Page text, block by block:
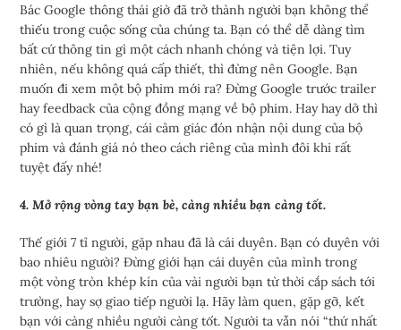
Bác Google thông thái giờ đã trở thành người bạn không thể
thiếu trong cuộc sống của chúng ta. Bạn có thể dễ dàng tìm
bất cứ thông tin gì một cách nhanh chóng và tiện lợi. Tuy
nhiên, nếu không quá cấp thiết, thì đừng nên Google. Bạn
muốn đi xem một bộ phim mới ra? Đừng Google trước trailer
hay feedback của cộng đồng mạng về bộ phim. Hay hay dở thì
có gì là quan trọng, cái cảm giác đón nhận nội dung của bộ
phim và đánh giá nó theo cách riêng của mình đôi khi rất
tuyệt đấy nhé!
4. Mở rộng vòng tay bạn bè, càng nhiều bạn càng tốt.
Thế giới 7 tỉ người, gặp nhau đã là cái duyên. Bạn có duyên với
bao nhiêu người? Đừng giới hạn cái duyên của mình trong
một vòng tròn khép kín của vài người bạn từ thời cắp sách tới
trường, hay sợ giao tiếp người lạ. Hãy làm quen, gặp gỡ, kết
bạn với càng nhiều người càng tốt. Người ta vẫn nói “thứ nhất